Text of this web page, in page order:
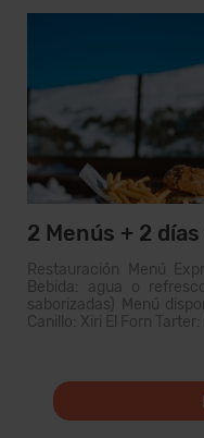
2 Menús + 2
Restauración Menú
Bebida: agua o
saborizadas) Menú
Canillo: Xiri El Forn